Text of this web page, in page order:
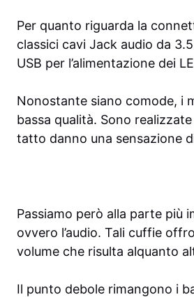
Per quanto riguarda la
classici cavi Jack audio da
USB per l’alimentazione dei
Nonostante siano comode, i
bassa qualità. Sono
tatto danno una sensazione
Passiamo però alla parte più
ovvero l’audio. Tali cuffie
volume che risulta alquanto
Il punto debole rimangono i